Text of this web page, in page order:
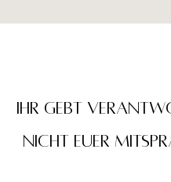
Ihr gebt
Nicht Euer